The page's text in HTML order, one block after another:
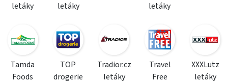
letáky
letáky
letáky
Tamda
Foods
TOP
drogerie
Tradior.cz
letáky
Travel
Free
XXXLutz
letáky